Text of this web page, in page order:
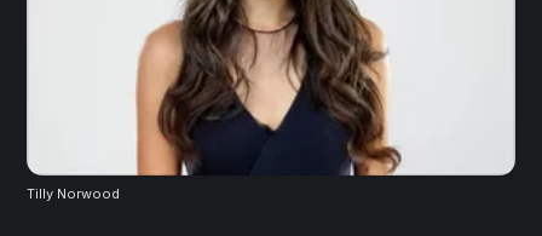
Tilly Norwood